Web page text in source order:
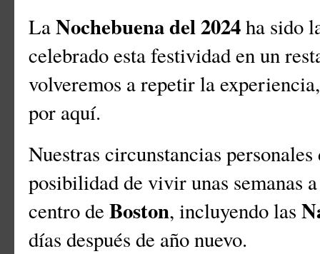
LaNochebuena del 2024ha sido
celebrado esta festividad en un
volveremos a repetir la
por aquí.
Nuestras circunstancias
posibilidad de vivir unas semanas
centro de Boston, incluyendo las
días después de año nuevo.